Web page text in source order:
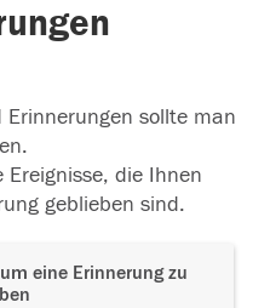
Erinnerungen sollte man
Ereignisse, die Ihnen
geblieben sind.
eine Erinnerung zu